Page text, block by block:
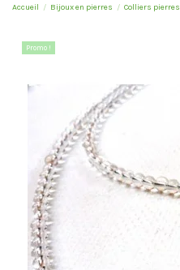
Accueil Bijoux en pierres Colliers pierres
Promo !